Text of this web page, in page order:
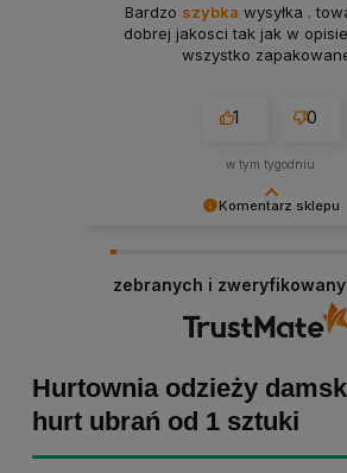
Komentarz sklepu
skrzydeł, dlatego tym bardziej
zakup przebiegł pomyślnie.
utrzymać dobrą passę -
Bardzo szybka wysyłka .
dobrej jakosci tak jak w
wszystko
1 0
w tym tygodniu
zebranych i
Hurtownia odzieży
hurt ubrań od 1 sztuki